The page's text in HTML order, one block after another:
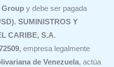
Group y debe ser pagada
SUMINISTROS Y
CARIBE, S.A.
empresa legalmente
de Venezuela, actúa